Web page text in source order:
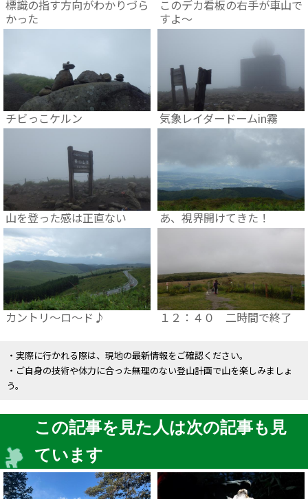
標識の指す方向がわかりづら
かった
このデカ看板の右手が車山で
すよ～
チビっこケルン 気象レイダードームin霧
山を登った感は正直ない あ、視界開けてきた！
カントリ～ロ～ド♪ １２：４０ 二時間で終了
・実際に行かれる際は、現地の最新情報をご確認ください。
・ご自身の技術や体力に合った無理のない登山計画で山を楽しみましょ
う。
この記事を見た人は次の記事も見
ています